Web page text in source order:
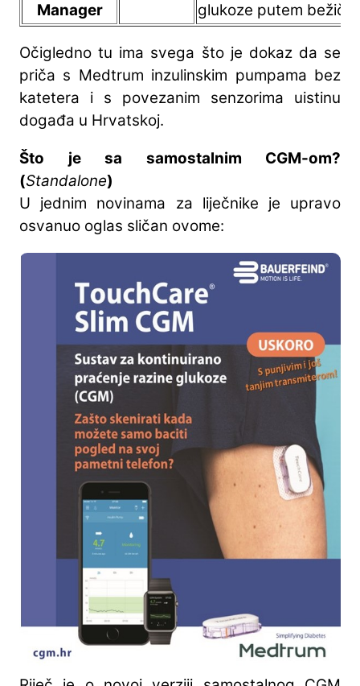
Manager
glukoze putem
Očigledno tu ima svega što je dokaz da se
priča s Medtrum inzulinskim pumpama bez
katetera i s povezanim senzorima uistinu
događa u Hrvatskoj.
Što je sa samostalnim CGM-om?
(Standalone)
U jednim novinama za liječnike je upravo
osvanuo oglas sličan ovome: